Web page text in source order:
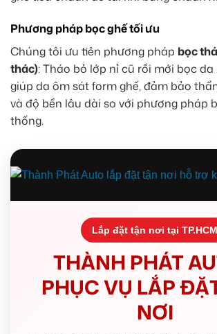
Phương pháp bọc ghế tối ưu
Chúng tôi ưu tiên phương pháp bọc
thác): Tháo bỏ lớp nỉ cũ rồi mới bọc
giúp da ôm sát form ghế, đảm bảo
và độ bền lâu dài so với phương pháp
thống.
Lắp đặt tận nơi tại TP.HCM
THÀNH PHÁT
PHỤC VỤ LẮP
NƠI